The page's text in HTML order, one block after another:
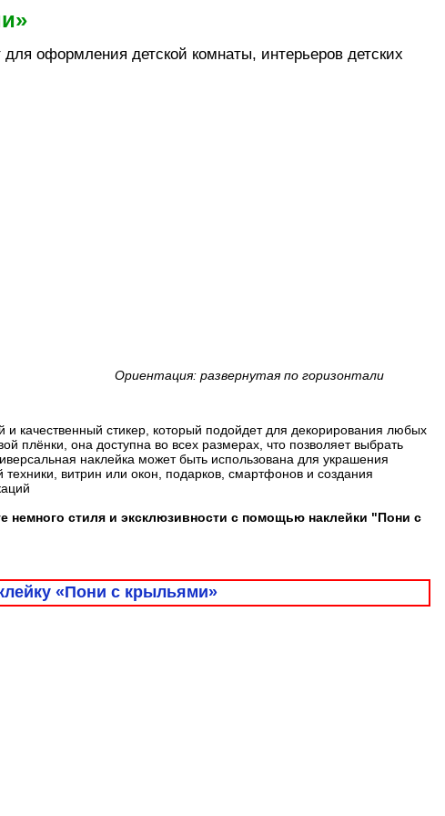
оформления детской комнаты, интерьеров детских
Ориентация: развернутая по горизонтали
качественный стикер, который подойдет для декорирования любых
плёнки, она доступна во всех размерах, что позволяет выбрать
наклейка может быть использована для украшения
витрин или окон, подарков, смартфонов и создания
немного стиля и эксклюзивности с помощью наклейки "Пони с
«Пони с крыльями»